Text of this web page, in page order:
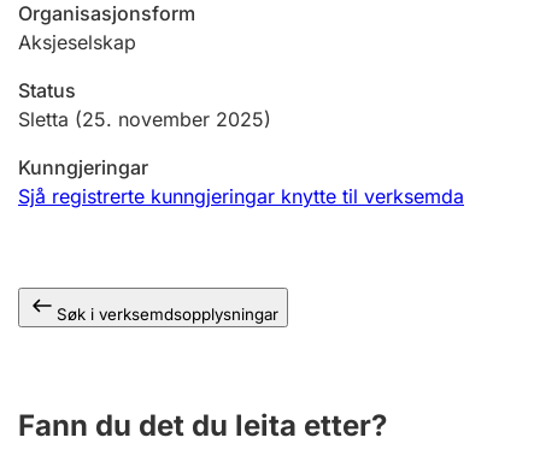
Tinglysing
Jeger
Andre tema
Organisasjonsform
Aksjeselskap
Status
Sletta (25. november 2025)
Kunngjeringar
Sjå registrerte kunngjeringar knytte til verksemda
Søk i verksemdsopplysningar
Fann du det du leita etter?